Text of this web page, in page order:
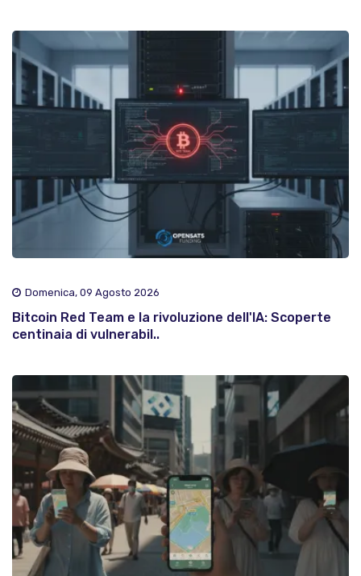
Domenica, 09 Agosto 2026
Bitcoin Red Team e la rivoluzione dell'IA: Scoperte
centinaia di vulnerabil..